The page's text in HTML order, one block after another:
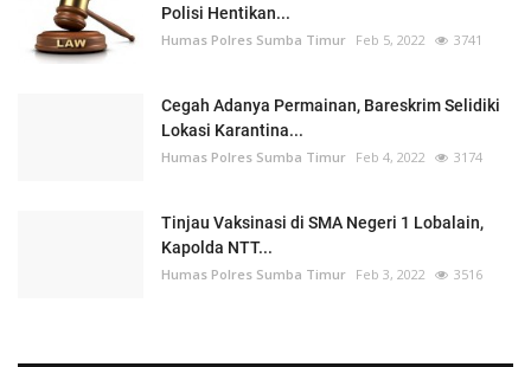
Polisi Hentikan...
Humas Polres Sumba Timur Feb 5, 2022 3741
Cegah Adanya Permainan, Bareskrim Selidiki
Lokasi Karantina...
Humas Polres Sumba Timur Feb 4, 2022 3174
Tinjau Vaksinasi di SMA Negeri 1 Lobalain,
Kapolda NTT...
Humas Polres Sumba Timur Feb 3, 2022 3516